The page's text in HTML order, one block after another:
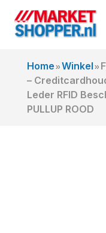
Home»Winkel»
–
Leder RFID
PULLUP ROOD